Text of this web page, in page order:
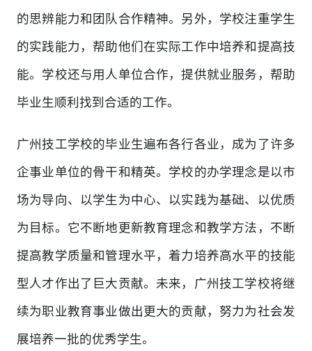
的思辨能力和团队合作精神。另外，学校注重学生
的实践能力，帮助他们在实际工作中培养和提高技
能。学校还与用人单位合作，提供就业服务，帮助
毕业生顺利找到合适的工作。
广州技工学校的毕业生遍布各行各业，成为了许多
企事业单位的骨干和精英。学校的办学理念是以市
场为导向、以学生为中心、以实践为基础、以优质
为目标。它不断地更新教育理念和教学方法，不断
提高教学质量和管理水平，着力培养高水平的技能
型人才作出了巨大贡献。未来，广州技工学校将继
续为职业教育事业做出更大的贡献，努力为社会发
展培养一批的优秀学生。